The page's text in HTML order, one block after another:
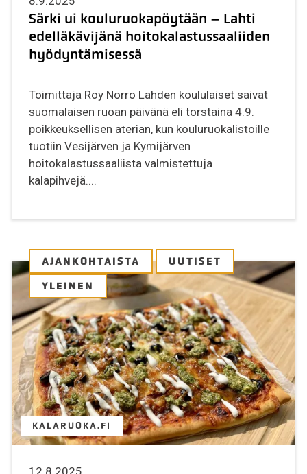
Särki ui kouluruokapöytään – Lahti
edelläkävijänä hoitokalastussaaliiden
hyödyntämisessä
Toimittaja Roy Norro Lahden koululaiset saivat
suomalaisen ruoan päivänä eli torstaina 4.9.
poikkeuksellisen aterian, kun kouluruokalistoille
tuotiin Vesijärven ja Kymijärven
hoitokalastussaaliista valmistettuja
kalapihvejä....
AJANKOHTAISTA UUTISET
YLEINEN
KALARUOKA.FI
12.8.2025